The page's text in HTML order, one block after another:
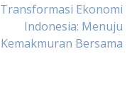
Transformasi Ekonomi
Indonesia: Menuju
Kemakmuran Bersama